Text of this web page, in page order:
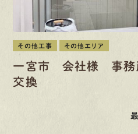
その他工事 その他エリア
一宮市 会社様 事務
交換